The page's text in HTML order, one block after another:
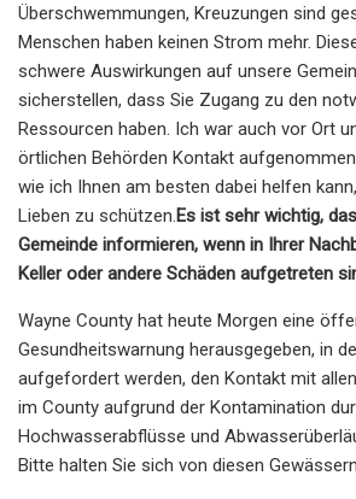
Überschwemmungen, Kreuzungen sind
Menschen haben keinen Strom mehr.
schwere Auswirkungen auf unsere
sicherstellen, dass Sie Zugang zu den
Ressourcen haben. Ich war auch vor Ort
örtlichen Behörden Kontakt
wie ich Ihnen am besten dabei helfen
Lieben zu schützen.Es ist sehr wichtig,
Gemeinde informieren, wenn in Ihrer
Keller oder andere Schäden aufgetreten
Wayne County hat heute Morgen eine
Gesundheitswarnung herausgegeben, in
aufgefordert werden, den Kontakt mit
im County aufgrund der Kontamination
Hochwasserabflüsse und
Bitte halten Sie sich von diesen